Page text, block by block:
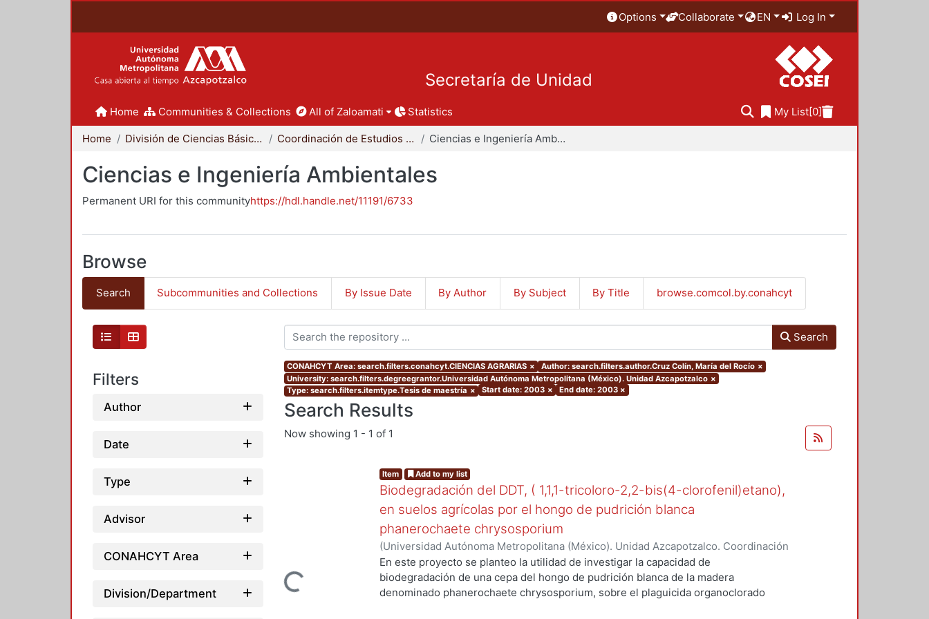
Options Collaborate EN Log In
Secretaría de Unidad
Home Communities & Collections All of Zaloamati Statistics My List[0]
Home División de Ciencias Básicas e Ingeniería Coordinación de Estudios de Posgrado - CBI Ciencias e Ingeniería Ambientales
Ciencias e Ingeniería Ambientales
Permanent URI for this communityhttps://hdl.handle.net/11191/6733
Browse
Search Subcommunities and Collections By Issue Date By Author By Subject By Title browse.comcol.by.conahcyt
Filters
Author
Date
Type
Advisor
CONAHCYT Area
Division/Department
Search
CONAHCYT Area: search.filters.conahcyt.CIENCIAS AGRARIAS × Author: search.filters.author.Cruz Colín, María del Rocío ×
University: search.filters.degreegrantor.Universidad Autónoma Metropolitana (México). Unidad Azcapotzalco ×
Type: search.filters.itemtype.Tesis de maestría × Start date: 2003 × End date: 2003 ×
Search Results
Now showing 1 - 1 of 1
Loading...
Item Add to my list
Biodegradación del DDT, ( 1,1,1-tricoloro-2,2-bis(4-clorofenil)etano),
en suelos agrícolas por el hongo de pudrición blanca
phanerochaete chrysosporium
(Universidad Autónoma Metropolitana (México). Unidad Azcapotzalco. Coordinación
de Servicios de Información. ,2003-06 )Cruz Colín, María del Rocío
En este proyecto se planteo la utilidad de investigar la capacidad de
biodegradación de una cepa del hongo de pudrición blanca de la madera
denominado phanerochaete chrysosporium, sobre el plaguicida organoclorado